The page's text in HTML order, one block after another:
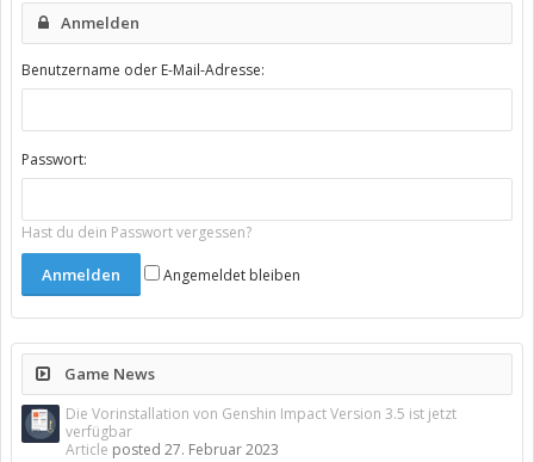
Anmelden
Benutzername oder E-Mail-Adresse:
Passwort:
Hast du dein Passwort vergessen?
Angemeldet bleiben
Game News
Die Vorinstallation von Genshin Impact Version 3.5 ist jetzt
verfügbar
Article posted 27. Februar 2023